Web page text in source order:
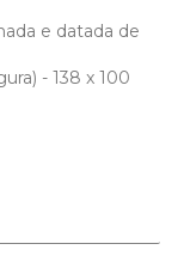
e datada de
- 138 x 100